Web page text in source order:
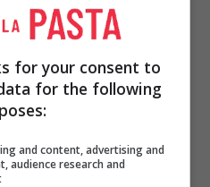
la cipollae tagliate i
a spicchi. Unite il
e mescolate.
olio extra vergine di
,basilicoesale
for your consent to
for the following
and content, advertising and
audience research and